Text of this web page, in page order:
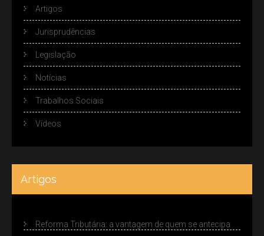
Artigos
Jurisprudências
Legislação
Notícias
Trabalhos Sociais
Vídeos
Artigos
Reforma Tributária: a vantagem de quem se antecipa